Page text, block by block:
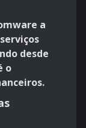
a
desde
o